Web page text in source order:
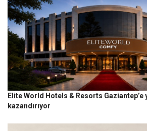
Elite World Hotels & Resorts Gaziantep’e
kazandırıyor